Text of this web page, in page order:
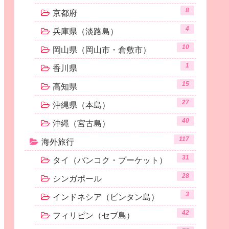
京都府 8
兵庫県（淡路島） 4
岡山県（岡山市・倉敷市） 10
香川県 1
高知県 15
沖縄県（本島） 27
沖縄（宮古島） 40
海外旅行 117
タイ（バンコク・プーケット） 31
シンガポール 28
インドネシア（ビンタン島） 3
フィリピン（セブ島） 42